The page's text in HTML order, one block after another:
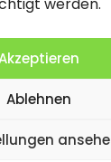
Ablehnen